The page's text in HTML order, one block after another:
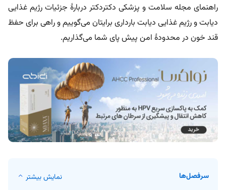
راهنمای مجله سلامت و پزشکی دکتردکتر دربارۀ جزئیات رژیم غذایی
دیابت و رژیم غذایی دیابت بارداری برایتان می‌گوییم و راهی برای حفظ
قند خون در محدودۀ امن پیش پای‌ شما می‌گذاریم.
سرفصل‌ها نمایش بیشتر